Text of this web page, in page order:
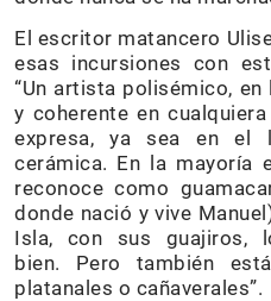
El escritor matancero
esas incursiones con
“Un artista polisémico,
y coherente en
expresa, ya sea en el
cerámica. En la mayoría
reconoce como
donde nació y vive
Isla, con sus guajiros,
bien. Pero también
platanales o cañaverales”.